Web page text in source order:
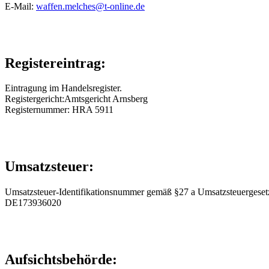
E-Mail: waffen.melches@t-online.de
Registereintrag:
Eintragung im Handelsregister.
Registergericht:Amtsgericht Arnsberg
Registernummer: HRA 5911
Umsatzsteuer:
Umsatzsteuer-Identifikationsnummer gemäß §27 a
DE173936020
Aufsichtsbehörde: